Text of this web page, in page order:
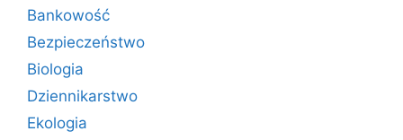
Bankowość
Bezpieczeństwo
Biologia
Dziennikarstwo
Ekologia